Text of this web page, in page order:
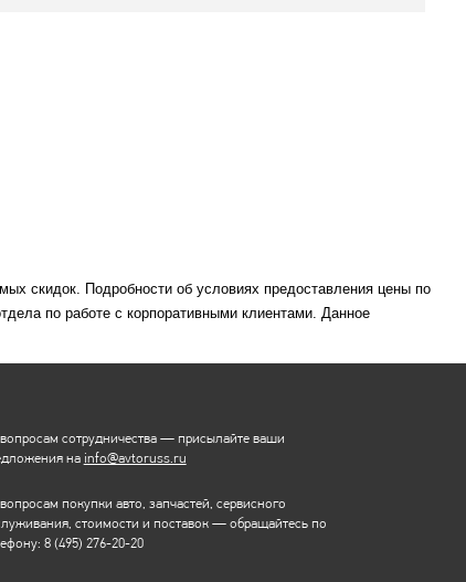
скидок. Подробности об условиях предоставления цены по
по работе с корпоративными клиентами. Данное
сотрудничества — присылайте ваши
на info@avtoruss.ru
покупки авто, запчастей, сервисного
стоимости и поставок — обращайтесь по
8 (495) 276-20-20